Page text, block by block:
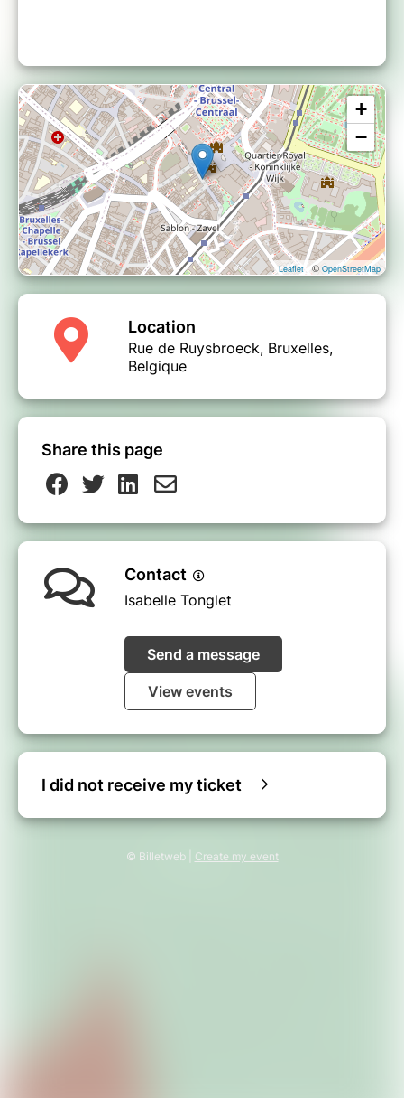
+
−
Leaflet | © OpenStreetMap
Location
Rue de Ruysbroeck, Bruxelles,
Belgique
Share this page
Contact
Isabelle Tonglet
Send a message
View events
I did not receive my ticket
© Billetweb | Create my event